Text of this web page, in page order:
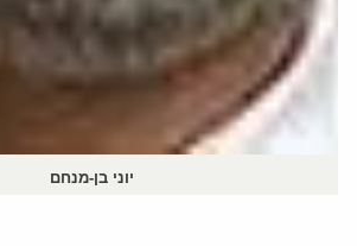
יוני בן-מנחם